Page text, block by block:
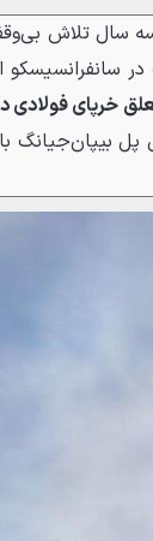
سال تلاش
خرپای فولادی